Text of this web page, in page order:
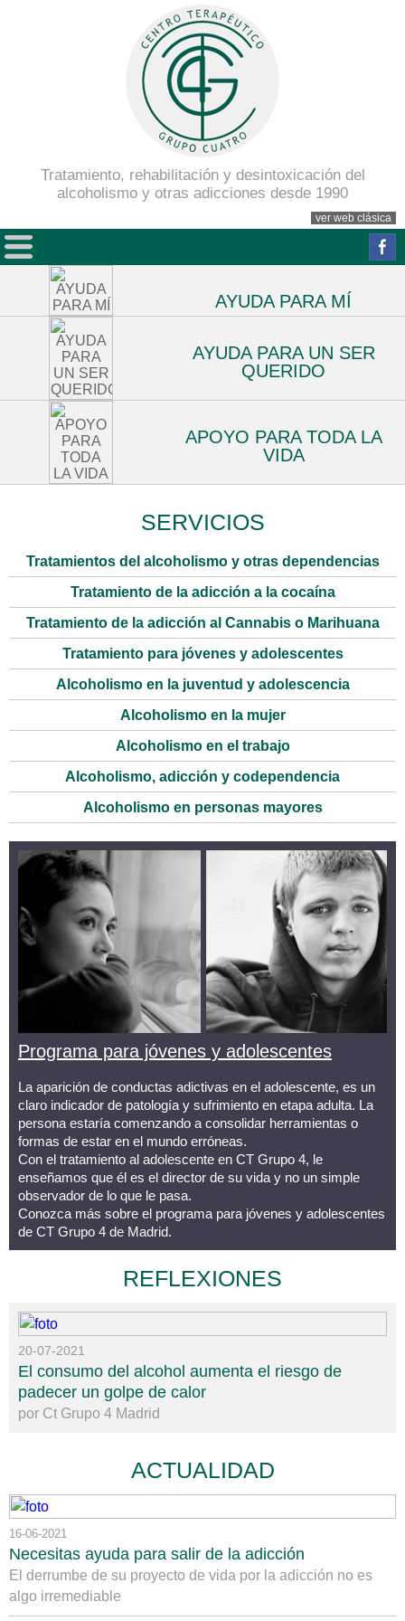
Tratamiento, rehabilitación y desintoxicación del
alcoholismo y otras adicciones desde 1990
ver web clásica
AYUDA PARA MÍ
AYUDA PARA UN SER
QUERIDO
APOYO PARA TODA LA
VIDA
SERVICIOS
Tratamientos del alcoholismo y otras dependencias
Tratamiento de la adicción a la cocaína
Tratamiento de la adicción al Cannabis o Marihuana
Tratamiento para jóvenes y adolescentes
Alcoholismo en la juventud y adolescencia
Alcoholismo en la mujer
Alcoholismo en el trabajo
Alcoholismo, adicción y codependencia
Alcoholismo en personas mayores
Programa para jóvenes y adolescentes
La aparición de conductas adictivas en el adolescente, es un
claro indicador de patología y sufrimiento en etapa adulta. La
persona estaría comenzando a consolidar herramientas o
formas de estar en el mundo erróneas.
Con el tratamiento al adolescente en CT Grupo 4, le
enseñamos que él es el director de su vida y no un simple
observador de lo que le pasa.
Conozca más sobre el programa para jóvenes y adolescentes
de CT Grupo 4 de Madrid.
REFLEXIONES
20-07-2021
El consumo del alcohol aumenta el riesgo de
padecer un golpe de calor
por Ct Grupo 4 Madrid
ACTUALIDAD
16-06-2021
Necesitas ayuda para salir de la adicción
El derrumbe de su proyecto de vida por la adicción no es
algo irremediable